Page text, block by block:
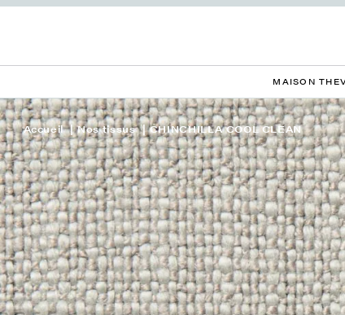
MAISON
Accueil Nos tissus CHINCHILLA COOL CLEAN